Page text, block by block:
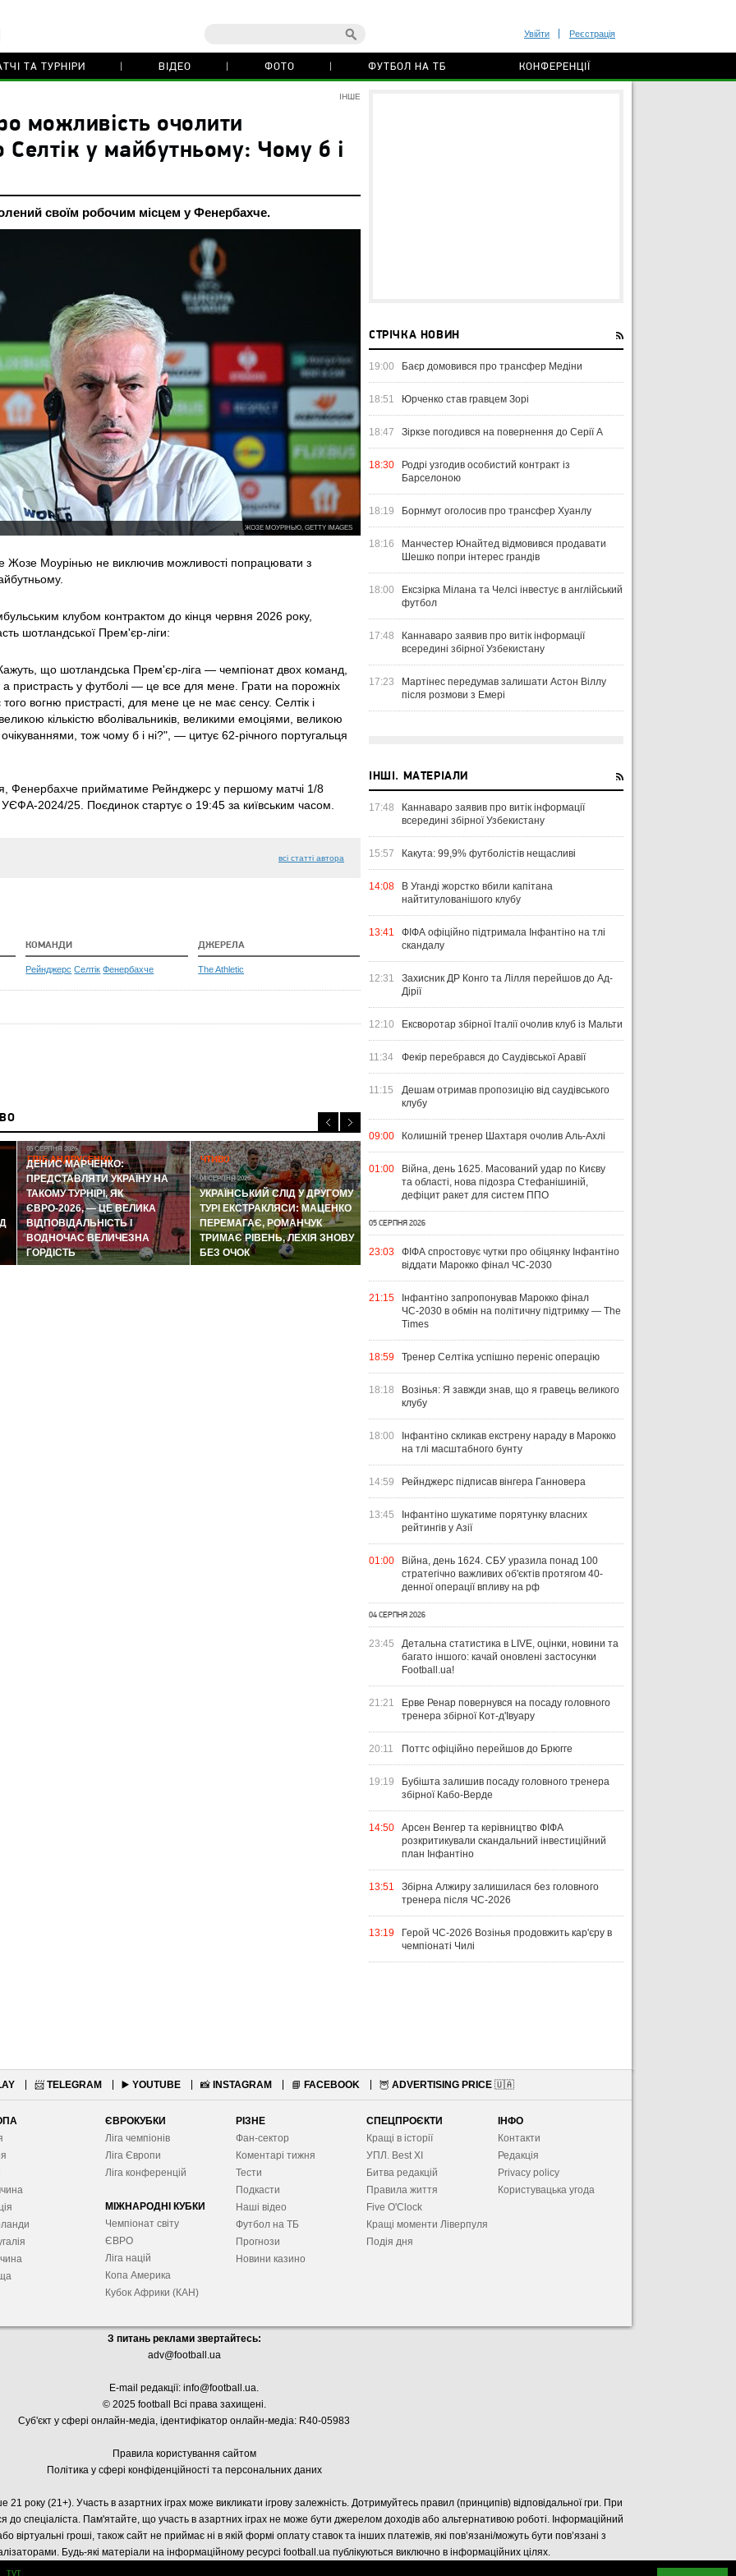
Увійти Реєстрація
ТА ТУРНІРИ ВІДЕО ФОТО ФУТБОЛ НА ТБ КОНФЕРЕНЦІЇ
ІНШЕ
можливість очолити
у майбутньому: Чому б і
своїм робочим місцем у Фенербахче.
ЖОЗЕ МОУРІНЬЮ, GETTY IMAGES
Жозе Моурінью не виключив можливості попрацювати з
клубом контрактом до кінця червня 2026 року,
шотландської Прем'єр-ліги:
що шотландська Прем'єр-ліга — чемпіонат двох команд,
а пристрасть у футболі — це все для мене. Грати на порожніх
вогню пристрасті, для мене це не має сенсу. Селтік і
кількістю вболівальників, великими емоціями, великою
тож чому б і ні?", — цитує 62-річного португальця
Фенербахче прийматиме Рейнджерс у першому матчі 1/8
2024/25. Поєдинок стартує о 19:45 за київським часом.
всі статті автора
КОМАНДИ
Рейнджерс Селтік Фенербахче
ДЖЕРЕЛА
The Athletic
ГЛІБ АНДРУСЕНКО
05 СЕРПНЯ 2026
ДЕНИС МАРЧЕНКО:
ПРЕДСТАВЛЯТИ УКРАЇНУ НА
ТАКОМУ ТУРНІРІ, ЯК
ЄВРО-2026, — ЦЕ ВЕЛИКА
ВІДПОВІДАЛЬНІСТЬ І
ВОДНОЧАС ВЕЛИЧЕЗНА
ГОРДІСТЬ
ЧТИВО
04 СЕРПНЯ 2026
УКРАЇНСЬКИЙ СЛІД У ДРУГОМУ
ТУРІ ЕКСТРАКЛЯСИ: МАЦЕНКО
ПЕРЕМАГАЄ, РОМАНЧУК
ТРИМАЄ РІВЕНЬ, ЛЕХІЯ ЗНОВУ
БЕЗ ОЧОК
31 ЛИПНЯ 2026
УПЛ-2026/27. ПРЕДСТАВЛЕННЯ
КОМАНД
31 ЛИПНЯ 2026
ПОЛІССЯ ВИСТУПИЛИ НА
СТАРТІ ЄВРОКУБКІВ
СТРІЧКА НОВИН
19:00 Баєр домовився про трансфер Медіни
18:51 Юрченко став гравцем Зорі
18:47 Зіркзе погодився на повернення до Серії А
18:30
Родрі узгодив особистий контракт із
Барселоною
18:19 Борнмут оголосив про трансфер Хуанлу
18:16
Манчестер Юнайтед відмовився продавати
Шешко попри інтерес грандів
18:00
Ексзірка Мілана та Челсі інвестує в англійський
футбол
17:48
Каннаваро заявив про витік інформації
всередині збірної Узбекистану
17:23
Мартінес передумав залишати Астон Віллу
після розмови з Емері
ІНШІ. МАТЕРІАЛИ
17:48
Каннаваро заявив про витік інформації
всередині збірної Узбекистану
15:57 Какута: 99,9% футболістів нещасливі
14:08
В Уганді жорстко вбили капітана
найтитулованішого клубу
13:41
ФІФА офіційно підтримала Інфантіно на тлі
скандалу
12:31
Захисник ДР Конго та Лілля перейшов до Ад-
Дірії
12:10 Ексворотар збірної Італії очолив клуб із Мальти
11:34 Фекір перебрався до Саудівської Аравії
11:15
Дешам отримав пропозицію від саудівського
клубу
09:00 Колишній тренер Шахтаря очолив Аль-Ахлі
01:00
Війна, день 1625. Масований удар по Києву
та області, нова підозра Стефанішиній,
дефіцит ракет для систем ППО
05 СЕРПНЯ 2026
23:03
ФІФА спростовує чутки про обіцянку Інфантіно
віддати Марокко фінал ЧС-2030
21:15
Інфантіно запропонував Марокко фінал
ЧС-2030 в обмін на політичну підтримку — The
Times
18:59 Тренер Селтіка успішно переніс операцію
18:18
Возінья: Я завжди знав, що я гравець великого
клубу
18:00
Інфантіно скликав екстрену нараду в Марокко
на тлі масштабного бунту
14:59 Рейнджерс підписав вінгера Ганновера
13:45
Інфантіно шукатиме порятунку власних
рейтингів у Азії
01:00
Війна, день 1624. СБУ уразила понад 100
стратегічно важливих об'єктів протягом 40-
денної операції впливу на рф
04 СЕРПНЯ 2026
23:45
Детальна статистика в LIVE, оцінки, новини та
багато іншого: качай оновлені застосунки
Football.ua!
21:21
Ерве Ренар повернувся на посаду головного
тренера збірної Кот-д'Івуару
20:11 Поттс офіційно перейшов до Брюгге
19:19
Бубішта залишив посаду головного тренера
збірної Кабо-Верде
14:50
Арсен Венгер та керівництво ФІФА
розкритикували скандальний інвестиційний
план Інфантіно
13:51
Збірна Алжиру залишилася без головного
тренера після ЧС-2026
13:19
Герой ЧС-2026 Возінья продовжить кар'єру в
чемпіонаті Чилі
📨 TELEGRAM ▶️ YOUTUBE 📸 INSTAGRAM 📘 FACEBOOK 🦉 ADVERTISING PRICE 🇺🇦
ЄВРОКУБКИ
Ліга чемпіонів
Ліга Європи
Ліга конференцій
МІЖНАРОДНІ КУБКИ
Чемпіонат світу
ЄВРО
Ліга націй
Копа Америка
Кубок Африки (КАН)
РІЗНЕ
Фан-сектор
Коментарі тижня
Тести
Подкасти
Наші відео
Футбол на ТБ
Прогнози
Новини казино
СПЕЦПРОЄКТИ
Кращі в історії
УПЛ. Best XІ
Битва редакцій
Правила життя
Five O'Clock
Кращі моменти Ліверпуля
Подія дня
ІНФО
Контакти
Редакція
Privacy policy
Користувацька угода
З питань реклами звертайтесь:
adv@football.ua
E-mail редакції: info@football.ua.
© 2025 football Всі права захищені.
Суб'єкт у сфері онлайн-медіа, ідентифікатор онлайн-медіа: R40-05983
Правила користування сайтом
Політика у сфері конфіденційності та персональних даних
року (21+). Участь в азартних іграх може викликати ігрову залежність. Дотримуйтесь правил (принципів) відповідальної гри. При
до спеціаліста. Пам'ятайте, що участь в азартних іграх не може бути джерелом доходів або альтернативою роботі. Інформаційний
віртуальні гроші, також сайт не приймає ні в якій формі оплату ставок та інших платежів, які пов’язані/можуть бути пов’язані з
Будь-які матеріали на інформаційному ресурсі football.ua публікуються виключно в інформаційних цілях.
тут